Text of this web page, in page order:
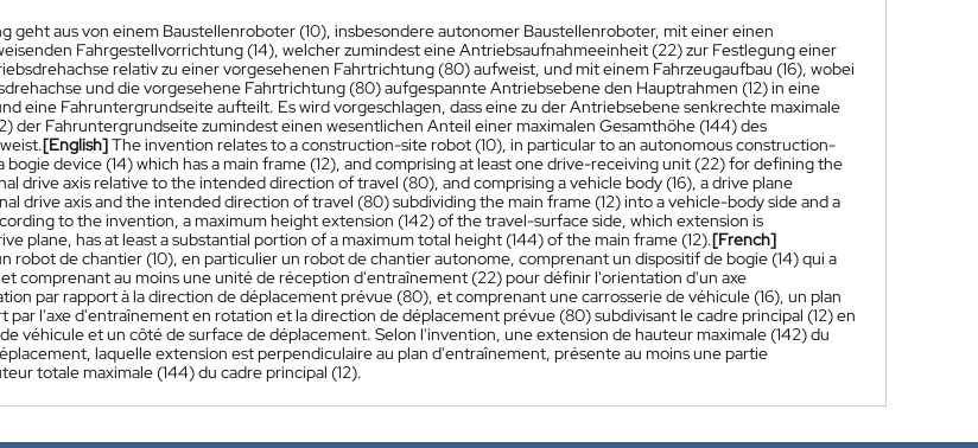
geht aus von einem Baustellenroboter (10), insbesondere autonomer Baustellenroboter, mit einer einen
Fahrgestellvorrichtung (14), welcher zumindest eine Antriebsaufnahmeeinheit (22) zur Festlegung einer
relativ zu einer vorgesehenen Fahrtrichtung (80) aufweist, und mit einem Fahrzeugaufbau (16), wobei
und die vorgesehene Fahrtrichtung (80) aufgespannte Antriebsebene den Hauptrahmen (12) in eine
eine Fahruntergrundseite aufteilt. Es wird vorgeschlagen, dass eine zu der Antriebsebene senkrechte maximale
der Fahruntergrundseite zumindest einen wesentlichen Anteil einer maximalen Gesamthöhe (144) des
[English]The invention relates to a construction-site robot (10), in particular to an autonomous construction-
bogie device (14) which has a main frame (12), and comprising at least one drive-receiving unit (22) for defining the
drive axis relative to the intended direction of travel (80), and comprising a vehicle body (16), a drive plane
drive axis and the intended direction of travel (80) subdividing the main frame (12) into a vehicle-body side and a
to the invention, a maximum height extension (142) of the travel-surface side, which extension is
plane, has at least a substantial portion of a maximum total height (144) of the main frame (12).[French]
robot de chantier (10), en particulier un robot de chantier autonome, comprenant un dispositif de bogie (14) qui a
et comprenant au moins une unité de réception d'entraînement (22) pour définir l'orientation d'un axe
par rapport à la direction de déplacement prévue (80), et comprenant une carrosserie de véhicule (16), un plan
l'axe d'entraînement en rotation et la direction de déplacement prévue (80) subdivisant le cadre principal (12) en
véhicule et un côté de surface de déplacement. Selon l'invention, une extension de hauteur maximale (142) du
laquelle extension est perpendiculaire au plan d'entraînement, présente au moins une partie
totale maximale (144) du cadre principal (12).